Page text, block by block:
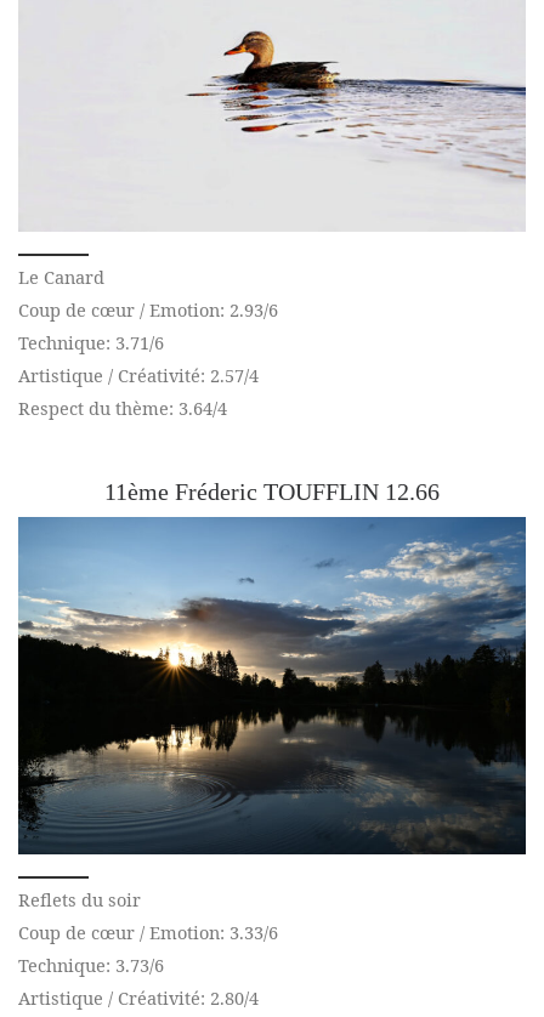
Le Canard
Coup de cœur / Emotion: 2.93/6
Technique: 3.71/6
Artistique / Créativité: 2.57/4
Respect du thème: 3.64/4
11ème Fréderic TOUFFLIN 12.66
Reflets du soir
Coup de cœur / Emotion: 3.33/6
Technique: 3.73/6
Artistique / Créativité: 2.80/4